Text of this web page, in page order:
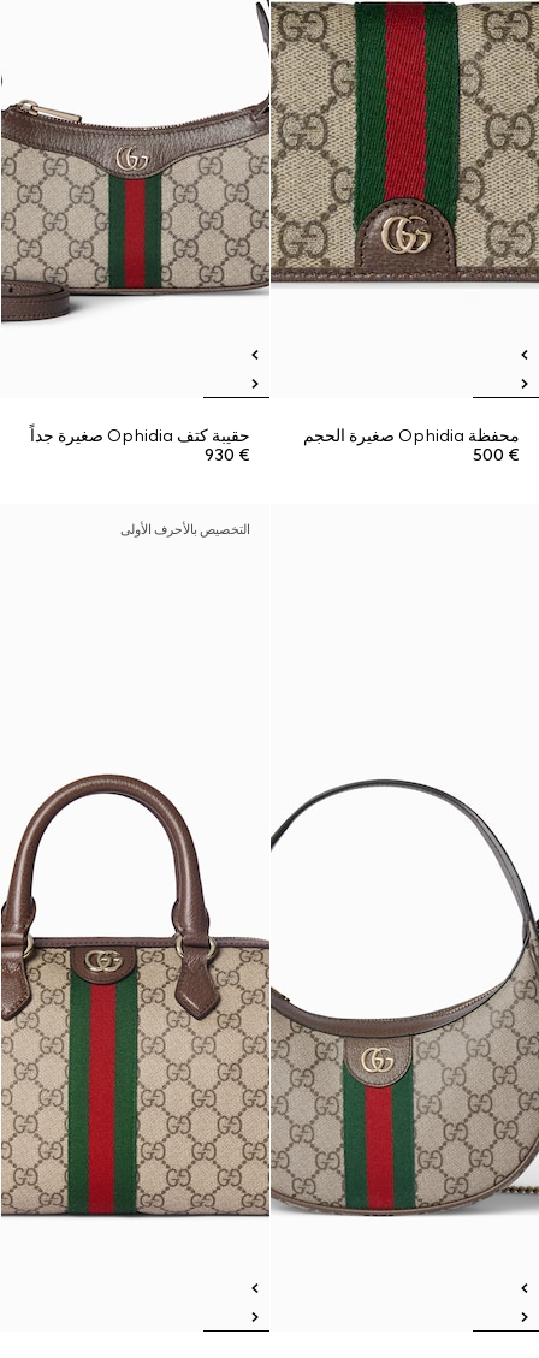
محفظة Ophidia صغيرة الحجم
€ 500
حقيبة كتف Ophidia صغيرة جداً
€ 930
التخصيص بالأحرف الأولى